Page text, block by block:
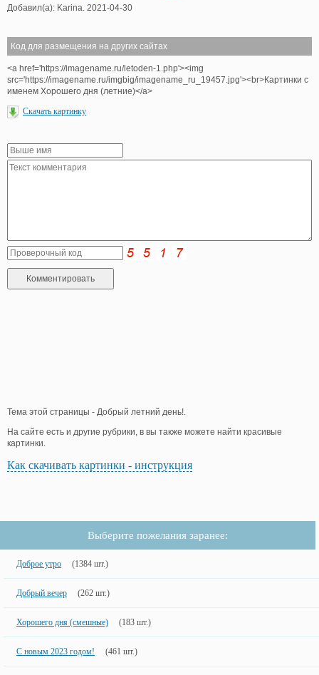
Добавил(а): Karina. 2021-04-30
Код для размещения на других сайтах
<a href='https://imagename.ru/letoden-1.php'><img
src='https://imagename.ru/imgbig/imagename_ru_19457.jpg'><br>Картинки с
именем Хорошего дня (летние)</a>
Скачать картинку
Тема этой страницы - Добрый летний день!.
На сайте есть и другие рубрики, в вы также можете найти красивые
картинки.
Как скачивать картинки - инструкция
Выберите пожелания заранее:
Доброе утро (1384 шт.)
Добрый вечер (262 шт.)
Хорошего дня (смешные) (183 шт.)
С новым 2023 годом! (461 шт.)